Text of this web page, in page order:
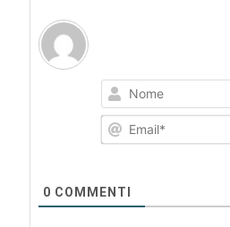
0 COMMENTI